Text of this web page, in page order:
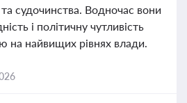
судочинства. Водночас вони
і політичну чутливість
на найвищих рівнях влади.